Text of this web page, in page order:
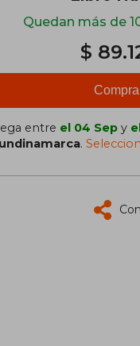
Quedan más de
$
entre el 04 Sep y
.